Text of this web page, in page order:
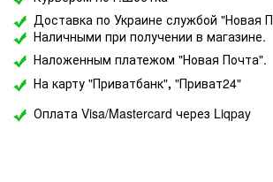
Доставка по Украине службой "Новая
Наличными при получении в магазине.
Наложенным платежом "Новая Почта".
На карту "Приватбанк", "Приват24"
Оплата Visa/Mastercard через Liqpay